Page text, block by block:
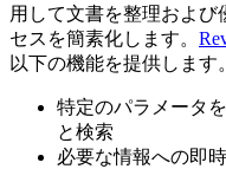
用して文書を整理および
セスを簡素化します。
以下の機能を提供します。
特定のパラメータ
と検索
必要な情報への即